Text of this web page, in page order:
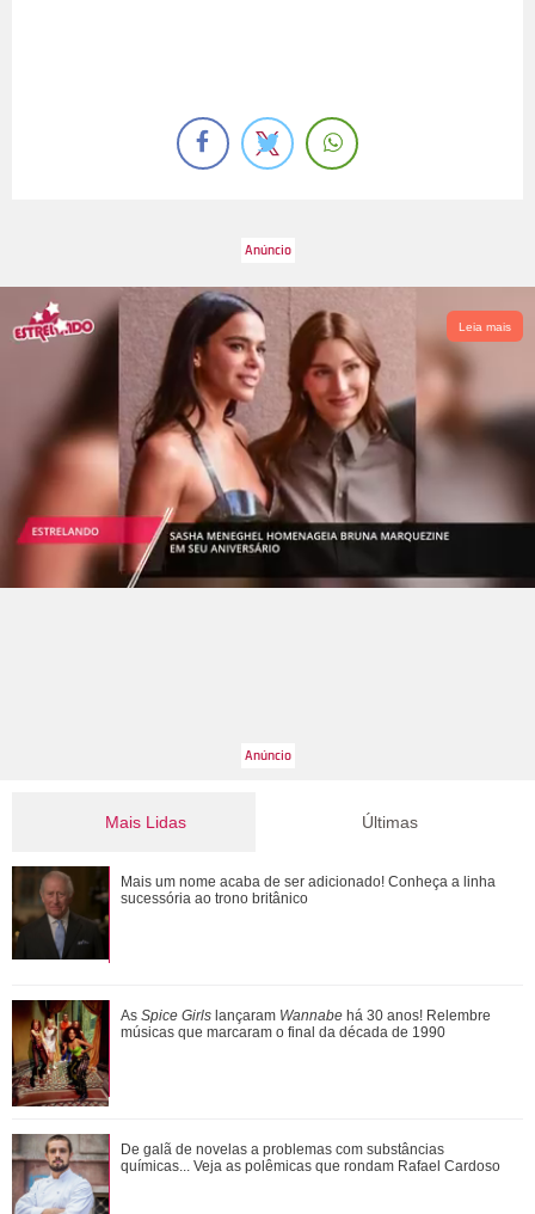
Leia mais
Mais Lidas
Michelle Yeoh, Ke Huy Quan, Morgan Freeman... Saiba
quem são os famosos que ganharam o Oscar...
Jojo Todynho faz novo procedimento estético para definir
pernas: Muito realizada
Ariana Grande faz desabafo em show sobre decisão de
pausar a carreira: Não foi uma reação...
Últimas
Mais um nome acaba de ser adicionado! Conheça a linha
sucessória ao trono britânico
As Spice Girls lançaram Wannabe há 30 anos! Relembre
músicas que marcaram o final da década de 1990
De galã de novelas a problemas com substâncias
químicas... Veja as polêmicas que rondam Rafael Cardoso